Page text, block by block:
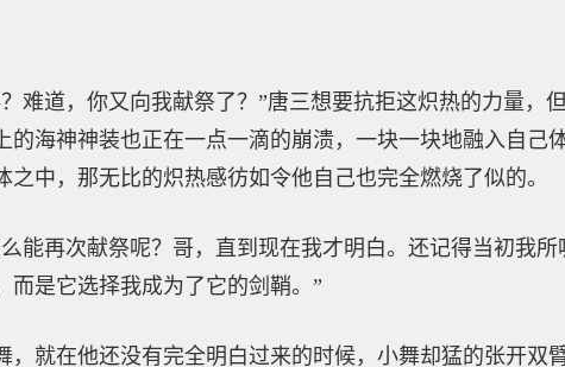
难道，你又向我献祭了？”唐三想要抗拒这炽热的力量，
的海神神装也正在一点一滴的崩溃，一块一块地融入自己
中，那无比的炽热感彷如令他自己也完全燃烧了似的。
能再次献祭呢？哥，直到现在我才明白。还记得当初我
而是它选择我成为了它的剑鞘。”
，就在他还没有完全明白过来的时候，小舞却猛的张开双